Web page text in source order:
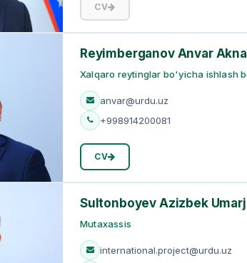
CV
Reyimberganov Anvar
Xalqaro reytinglar bo'yicha ishlash
anvar@urdu.uz
+998914200081
CV
Sultonboyev Azizbek
Mutaxassis
international.project@urdu.uz